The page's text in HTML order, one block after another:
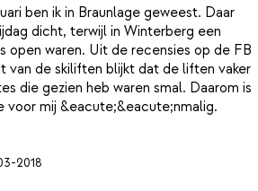
ben ik in Braunlage geweest. Daar
dicht, terwijl in Winterberg een
open waren. Uit de recensies op de FB
van de skiliften blijkt dat de liften vaker
die gezien heb waren smal. Daarom is
2018